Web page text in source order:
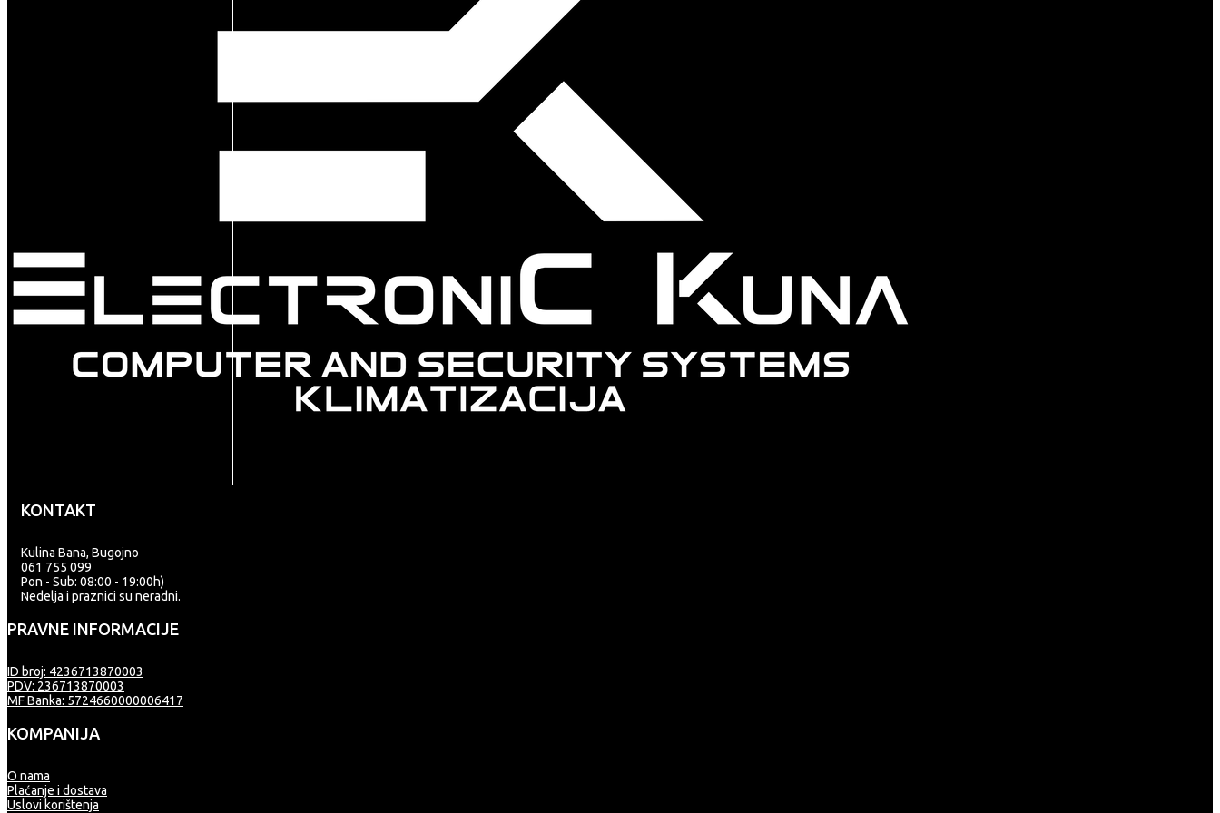
KONTAKT
Kulina Bana, Bugojno
061 755 099
Pon - Sub: 08:00 - 19:00h)
Nedelja i praznici su neradni.
PRAVNE INFORMACIJE
ID broj: 4236713870003
PDV: 236713870003
MF Banka: 5724660000006417
KOMPANIJA
O nama
Plaćanje i dostava
Uslovi korištenja